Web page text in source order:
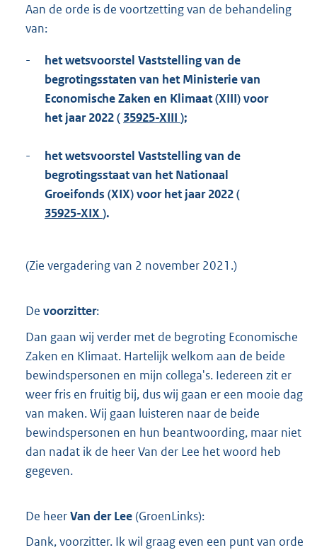
t
:
1
3
Aan de orde is de voortzetting van de behandeling
van:
-
het wetsvoorstel Vaststelling van de
begrotingsstaten van het Ministerie van
Economische Zaken en Klimaat (XIII) voor
het jaar 2022 ( 35925-XIII );
-
het wetsvoorstel Vaststelling van de
begrotingsstaat van het Nationaal
Groeifonds (XIX) voor het jaar 2022 (
35925-XIX ).
(Zie vergadering van 2 november 2021.)
De voorzitter:
Dan gaan wij verder met de begroting Economische
Zaken en Klimaat. Hartelijk welkom aan de beide
bewindspersonen en mijn collega's. Iedereen zit er
weer fris en fruitig bij, dus wij gaan er een mooie dag
van maken. Wij gaan luisteren naar de beide
bewindspersonen en hun beantwoording, maar niet
dan nadat ik de heer Van der Lee het woord heb
gegeven.
De heerVan der Lee(GroenLinks):
Dank, voorzitter. Ik wil graag even een punt van orde